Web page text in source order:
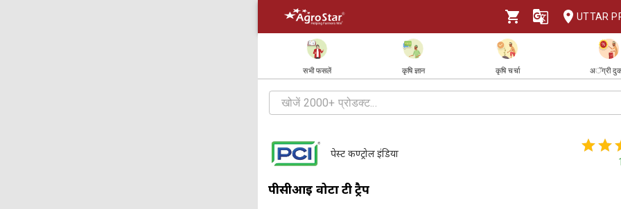
UTTAR
सभी फसलें कृषि ज्ञान कृषि चर्चा अॅग्री
पेस्ट कण्ट्रोल इंडिया
पीसीआई वोटा टी ट्रैप